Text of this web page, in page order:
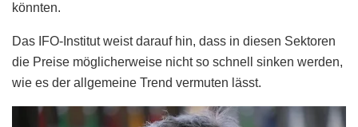
könnten.
Das IFO-Institut weist darauf hin, dass in diesen Sektoren
die Preise möglicherweise nicht so schnell sinken werden,
wie es der allgemeine Trend vermuten lässt.